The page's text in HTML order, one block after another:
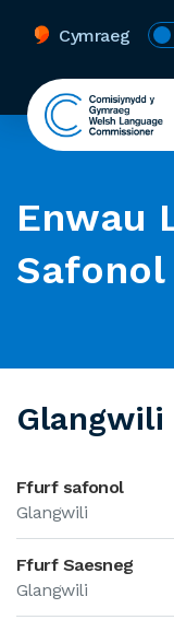
Cymraeg
Enwau
Safonol
Glangwili
Ffurf safonol
Glangwili
Ffurf Saesneg
Glangwili